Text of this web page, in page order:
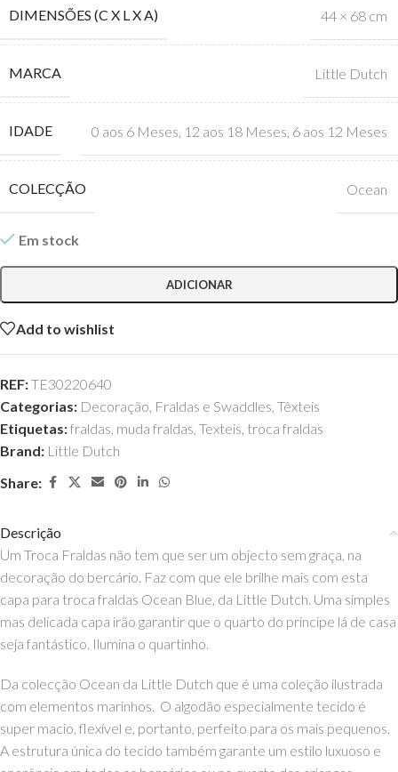
DIMENSÕES (C X L X A) 44 × 68 cm
MARCA Little Dutch
IDADE 0 aos 6 Meses 12 aos 18 Meses 6 aos 12 Meses
COLECÇÃO Ocean
Em stock
ADICIONAR
Add to wishlist
REF:TE30220640
Categorias: Decoração, Fraldas e Swaddles, Têxteis
Etiquetas:fraldas, muda fraldas, Texteis, troca fraldas
Brand: Little Dutch
Share:
Descrição
Um Troca Fraldas não tem que ser um objecto sem graça, na
decoração do bercário. Faz com que ele brilhe mais com esta
capa para troca fraldas Ocean Blue, da Little Dutch. Uma simples
mas delicada capa irão garantir que o quarto do principe lá de casa
seja fantástico. Ilumina o quartinho.
Da colecção Ocean da Little Dutch que é uma coleção ilustrada
com elementos marinhos. O algodão especialmente tecido é
super macio, flexível e, portanto, perfeito para os mais pequenos.
A estrutura única do tecido também garante um estilo luxuoso e